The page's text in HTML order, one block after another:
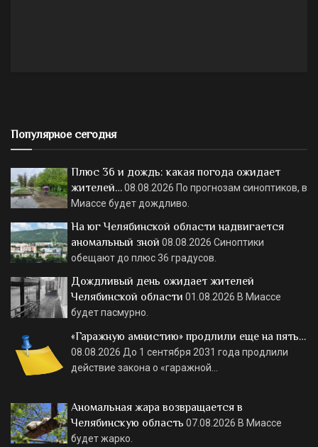
Популярное сегодня
Плюс 36 и дождь: какая погода ожидает
жителей…08.08.2026 По прогнозам синоптиков, в
Миассе будет дождливо.
На юг Челябинской области надвигается
аномальный зной 08.08.2026 Синоптики
обещают до плюс 36 градусов.
Дождливый день ожидает жителей
Челябинской области 01.08.2026 В Миассе
будет пасмурно.
«Гаражную амнистию» продлили еще на пять…
08.08.2026 До 1 сентября 2031 года продлили
действие закона о «гаражной…
Аномальная жара возвращается в
Челябинскую область 07.08.2026 В Миассе
будет жарко.